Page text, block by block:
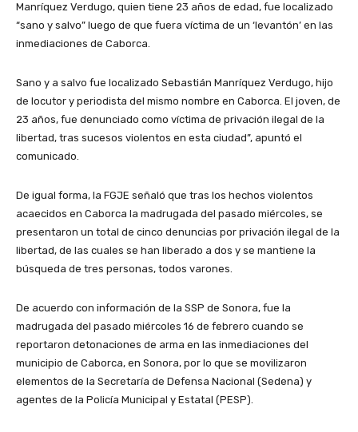
Manríquez Verdugo, quien tiene 23 años de edad, fue localizado
“sano y salvo” luego de que fuera víctima de un ‘levantón’ en las
inmediaciones de Caborca.
Sano y a salvo fue localizado Sebastián Manríquez Verdugo, hijo
de locutor y periodista del mismo nombre en Caborca. El joven, de
23 años, fue denunciado como víctima de privación ilegal de la
libertad, tras sucesos violentos en esta ciudad”, apuntó el
comunicado.
De igual forma, la FGJE señaló que tras los hechos violentos
acaecidos en Caborca la madrugada del pasado miércoles, se
presentaron un total de cinco denuncias por privación ilegal de la
libertad, de las cuales se han liberado a dos y se mantiene la
búsqueda de tres personas, todos varones.
De acuerdo con información de la SSP de Sonora, fue la
madrugada del pasado miércoles 16 de febrero cuando se
reportaron detonaciones de arma en las inmediaciones del
municipio de Caborca, en Sonora, por lo que se movilizaron
elementos de la Secretaría de Defensa Nacional (Sedena) y
agentes de la Policía Municipal y Estatal (PESP).